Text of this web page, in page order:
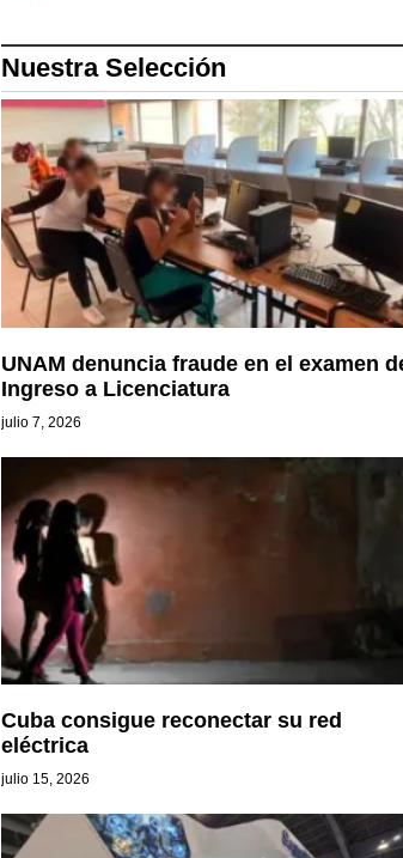
Nuestra Selección
UNAM denuncia fraude en el examen
Ingreso a Licenciatura
julio 7, 2026
Cuba consigue reconectar su red
eléctrica
julio 15, 2026